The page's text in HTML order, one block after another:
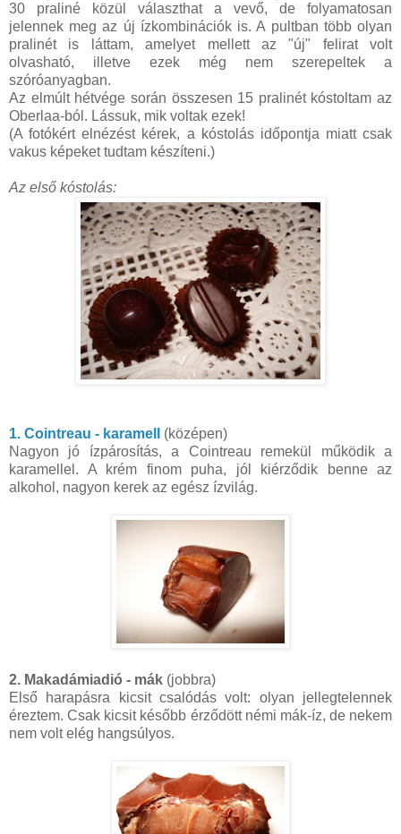
30 praliné közül választhat a vevő, de folyamatosan
jelennek meg az új ízkombinációk is. A pultban több olyan
pralinét is láttam, amelyet mellett az "új" felirat volt
olvasható, illetve ezek még nem szerepeltek a
szóróanyagban.
Az elmúlt hétvége során összesen 15 pralinét kóstoltam az
Oberlaa-ból. Lássuk, mik voltak ezek!
(A fotókért elnézést kérek, a kóstolás időpontja miatt csak
vakus képeket tudtam készíteni.)
Az első kóstolás:
1. Cointreau - karamell
(középen)
Nagyon jó ízpárosítás, a Cointreau remekül működik a
karamellel. A krém finom puha, jól kiérződik benne az
alkohol, nagyon kerek az egész ízvilág.
2. Makadámiadió - mák (jobbra)
Első harapásra kicsit csalódás volt: olyan jellegtelennek
éreztem. Csak kicsit később érződött némi mák-íz, de nekem
nem volt elég hangsúlyos.